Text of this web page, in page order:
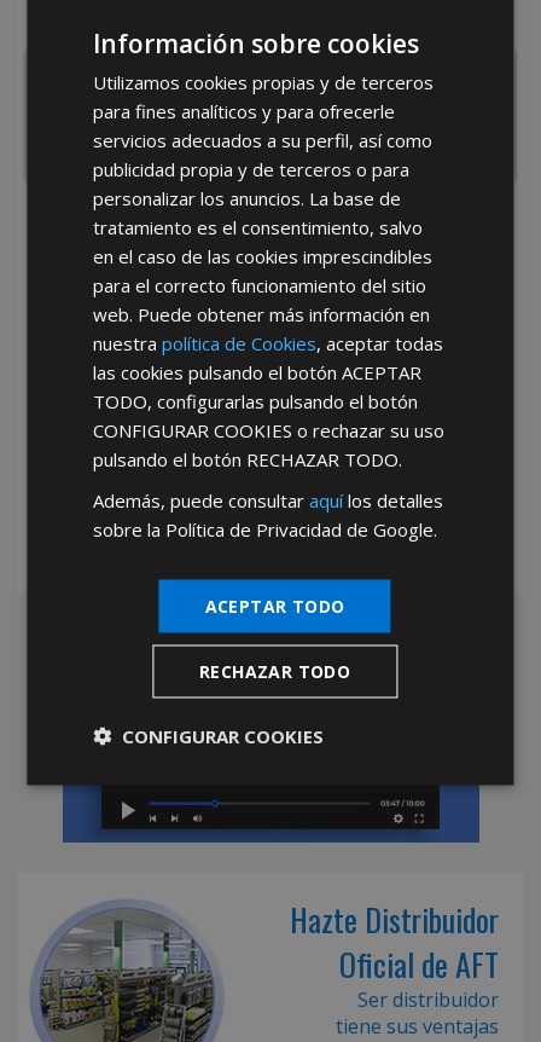
He leído y acepto laPolítica de Privacidad
*Abstenerse particulares, sólo venta a tiendas y empresas minoristas y
Hazte Distribuidor
Oficial de AFT
Ser distribuidor
tiene sus ventajas
Información sobre cookies
Utilizamos cookies propias y de terceros
para fines analíticos y para ofrecerle
servicios adecuados a su perfil, así como
publicidad propia y de terceros o para
personalizar los anuncios. La base de
tratamiento es el consentimiento, salvo
en el caso de las cookies imprescindibles
para el correcto funcionamiento del sitio
web. Puede obtener más información en
nuestrapolítica de Cookies, aceptar todas
las cookies pulsando el botónACEPTAR
TODO, configurarlas pulsando el botón
CONFIGURAR COOKIES o rechazar su uso
pulsando el botón RECHAZAR TODO.
Además, puede consultaraquílos detalles
sobre la Política de Privacidad de Google.
ACEPTAR TODO
RECHAZAR TODO
CONFIGURAR COOKIES